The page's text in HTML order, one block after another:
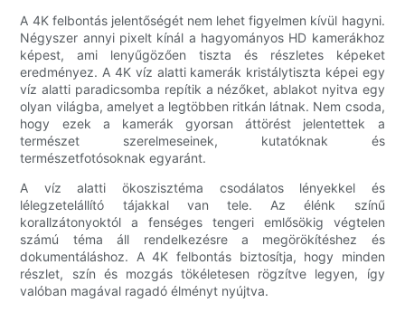
A 4K felbontás jelentőségét nem lehet figyelmen kívül hagyni.
Négyszer annyi pixelt kínál a hagyományos HD kamerákhoz
képest, ami lenyűgözően tiszta és részletes képeket
eredményez. A 4K víz alatti kamerák kristálytiszta képei egy
víz alatti paradicsomba repítik a nézőket, ablakot nyitva egy
olyan világba, amelyet a legtöbben ritkán látnak. Nem csoda,
hogy ezek a kamerák gyorsan áttörést jelentettek a
természet szerelmeseinek, kutatóknak és
természetfotósoknak egyaránt.
A víz alatti ökoszisztéma csodálatos lényekkel és
lélegzetelállító tájakkal van tele. Az élénk színű
korallzátonyoktól a fenséges tengeri emlősökig végtelen
számú téma áll rendelkezésre a megörökítéshez és
dokumentáláshoz. A 4K felbontás biztosítja, hogy minden
részlet, szín és mozgás tökéletesen rögzítve legyen, így
valóban magával ragadó élményt nyújtva.